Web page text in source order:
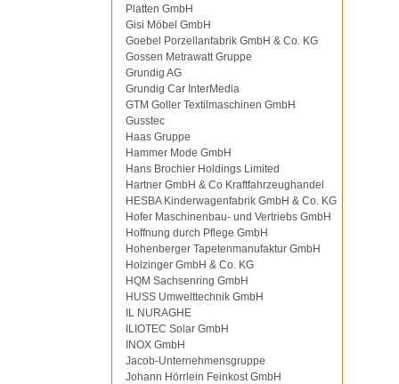
Platten GmbH
Gisi Möbel GmbH
Goebel Porzellanfabrik GmbH & Co. KG
Gossen Metrawatt Gruppe
Grundig AG
Grundig Car InterMedia
GTM Goller Textilmaschinen GmbH
Gusstec
Haas Gruppe
Hammer Mode GmbH
Hans Brochier Holdings Limited
Hartner GmbH & Co Kraftfahrzeughandel
HESBA Kinderwagenfabrik GmbH & Co. KG
Hofer Maschinenbau- und Vertriebs GmbH
Hoffnung durch Pflege GmbH
Hohenberger Tapetenmanufaktur GmbH
Holzinger GmbH & Co. KG
HQM Sachsenring GmbH
HUSS Umwelttechnik GmbH
IL NURAGHE
ILIOTEC Solar GmbH
INOX GmbH
Jacob-Unternehmensgruppe
Johann Hörrlein Feinkost GmbH